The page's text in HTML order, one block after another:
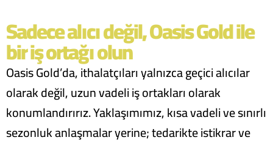
Sadece alıcı değil, Oasis Gold ile
bir iş ortağı olun
Oasis Gold’da, ithalatçıları yalnızca geçici alıcılar
olarak değil, uzun vadeli iş ortakları olarak
konumlandırırız. Yaklaşımımız, kısa vadeli ve sınırlı
sezonluk anlaşmalar yerine; tedarikte istikrar ve